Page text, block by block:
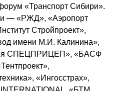
«Транспорт Сибири».
― «РЖД», «Аэропорт
Стройпроект»,
имени М.И. Калинина»,
СПЕЦПРИЦЕП», «БАСФ
«Ингосстрах»,